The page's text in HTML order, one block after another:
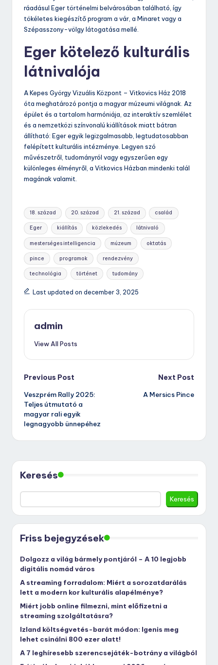
ráadásul Eger történelmi belvárosában található, így
tökéletes kiegészítő program a vár, a Minaret vagy a
Szépasszony-völgy látogatása mellé.
Eger kötelező kulturális
látnivalója
A Kepes György Vizuális Központ – Vitkovics Ház 2018
óta meghatározó pontja a magyar múzeumi világnak. Az
épület és a tartalom harmóniája, az interaktív szemlélet
és a nemzetközi színvonalú kiállítások miatt bátran
állítható: Eger egyik legizgalmasabb, legtudatosabban
felépített kulturális intézménye. Legyen szó
művészetről, tudományról vagy egyszerűen egy
különleges élményről, a Vitkovics Házban mindenki talál
magának valamit.
Tags:
18. század 20. század 21. század család
Eger kiállítás közlekedés látnivaló
mesterséges intelligencia múzeum oktatás
pince programok rendezvény
technológia történet tudomány
Last updated on december 3, 2025
admin
View All Posts
Post
navigation
Previous Post
Veszprém Rally 2025:
Teljes útmutató a
magyar rali egyik
legnagyobb ünnepéhez
Next Post
A Mersics Pince
Keresés
Keresés
Friss bejegyzések
Dolgozz a világ bármely pontjáról – A 10 legjobb
digitális nomád város
A streaming forradalom: Miért a sorozatdarálás
lett a modern kor kulturális alapélménye?
Miért jobb online filmezni, mint előfizetni a
streaming szolgáltatásra?
Izland költségvetés-barát módon: Igenis meg
lehet csinálni 800 ezer alatt!
A 7 leghíresebb szerencsejáték-botrány a világból